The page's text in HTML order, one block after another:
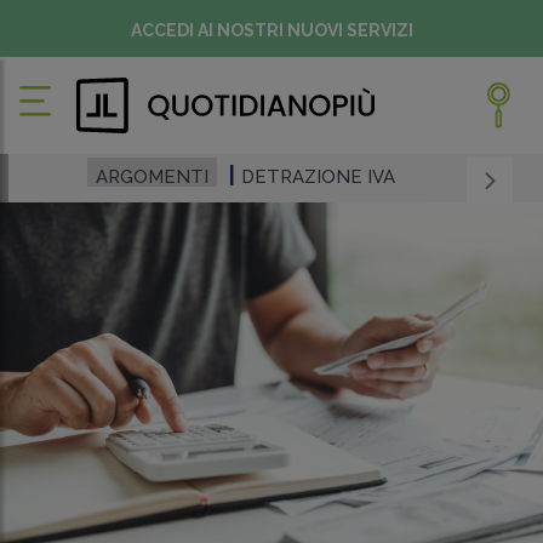
ACCEDI AI NOSTRI NUOVI SERVIZI
ARGOMENTI DETRAZIONE IVA